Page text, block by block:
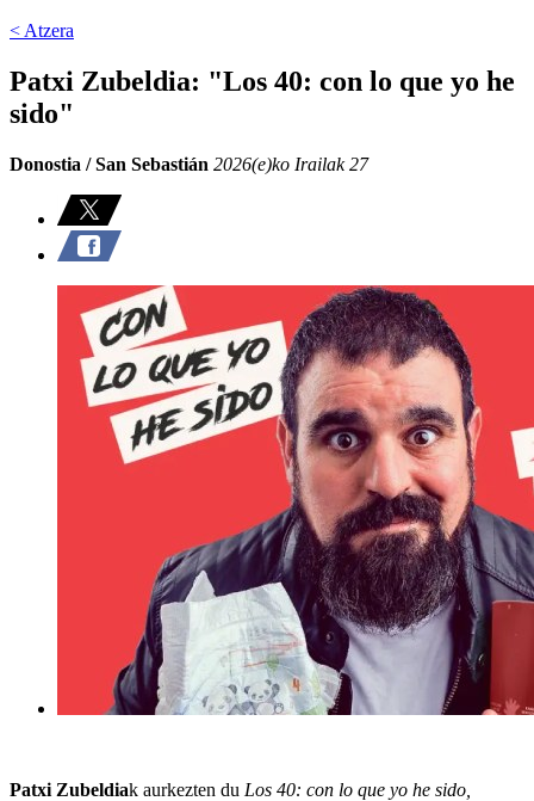
< Atzera
Patxi Zubeldia: "Los 40: con lo que yo he
sido"
Donostia / San Sebastián 2026(e)ko Irailak 27
Patxi Zubeldiak aurkezten du Los 40: con lo que yo he sido,